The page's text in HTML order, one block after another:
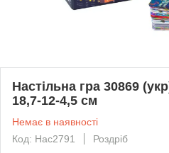
Настільна гра 30869
18,7-12-4,5 см
Немає в наявності
Код: Нас2791
Роздріб